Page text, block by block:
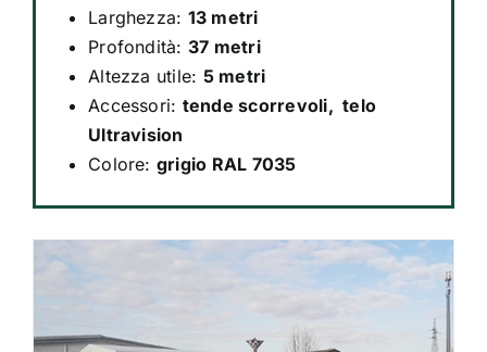
Larghezza: 13 metri
Profondità: 37 metri
Altezza utile: 5 metri
Accessori: tende scorrevoli, telo
Ultravision
Colore: grigio RAL 7035